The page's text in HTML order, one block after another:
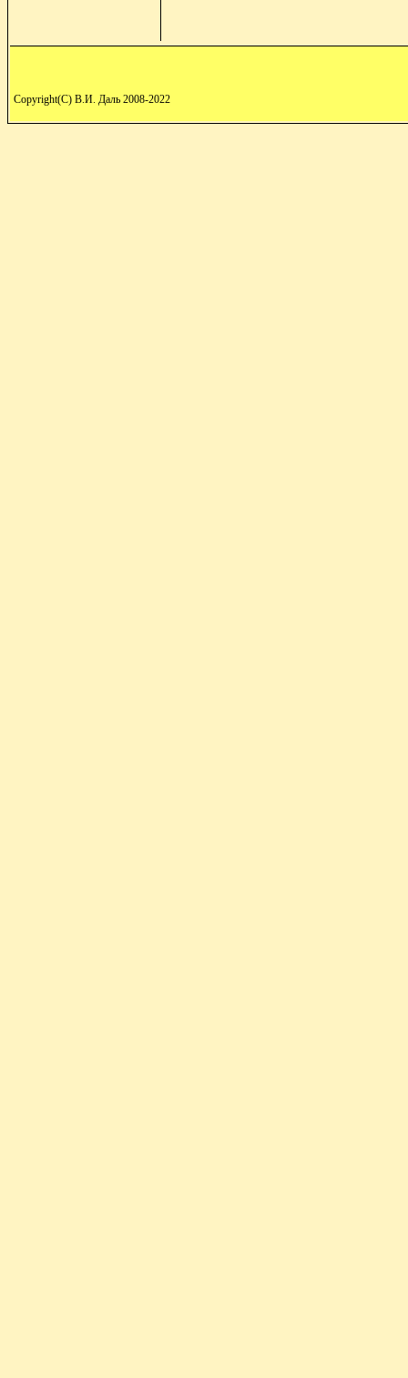
Copyright(C) В.И. Даль 2008-2022